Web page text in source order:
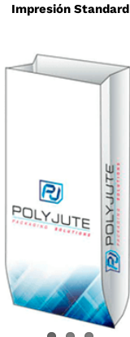
Impresión Standard